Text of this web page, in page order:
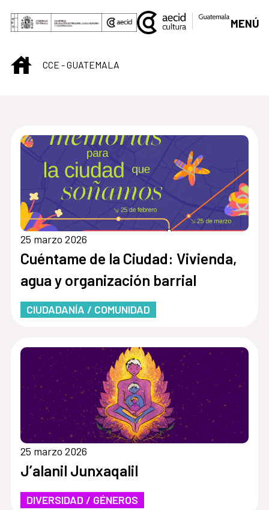
Saltar al contenido principal
MENÚ
INICIOCCE - GUATEMALA
25 marzo 2026
Cuéntame de la Ciudad: Vivienda,
agua y organización barrial
CIUDADANÍA / COMUNIDAD
25 marzo 2026
J’alanil Junxaqalil
DIVERSIDAD / GÉNEROS